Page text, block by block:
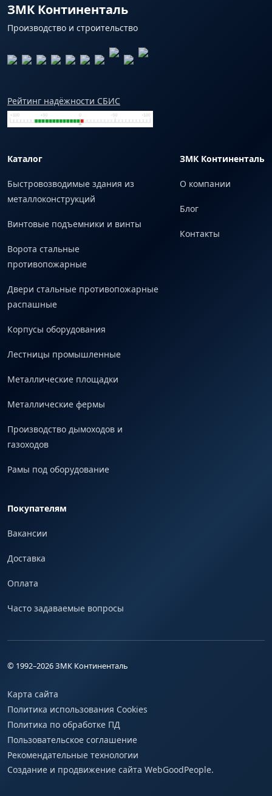
ЗМК Континенталь
Производство и строительство
Рейтинг надёжности СБИС
Каталог
Быстровозводимые здания из
металлоконструкций
Винтовые подъемники и винты
Ворота стальные
противопожарные
Двери стальные противопожарные
распашные
Корпусы оборудования
Лестницы промышленные
Металлические площадки
Металлические фермы
Производство дымоходов и
газоходов
Рамы под оборудование
ЗМК Континенталь
О компании
Блог
Контакты
Покупателям
Вакансии
Доставка
Оплата
Часто задаваемые вопросы
© 1992–2026ЗМК Континенталь
Карта сайта
Политика использования Cookies
Политика по обработке ПД
Пользовательское соглашение
Рекомендательные технологии
Создание и продвижение сайта WebGoodPeople.